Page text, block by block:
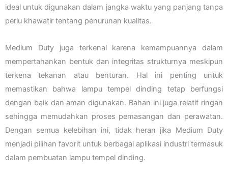
ideal untuk digunakan dalam jangka waktu yang panjang tanpa
perlu khawatir tentang penurunan kualitas.
Medium Duty juga terkenal karena kemampuannya dalam
mempertahankan bentuk dan integritas strukturnya meskipun
terkena tekanan atau benturan. Hal ini penting untuk
memastikan bahwa lampu tempel dinding tetap berfungsi
dengan baik dan aman digunakan. Bahan ini juga relatif ringan
sehingga memudahkan proses pemasangan dan perawatan.
Dengan semua kelebihan ini, tidak heran jika Medium Duty
menjadi pilihan favorit untuk berbagai aplikasi industri termasuk
dalam pembuatan lampu tempel dinding.